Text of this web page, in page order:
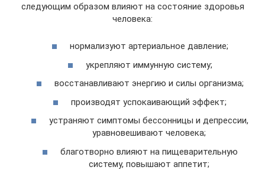
следующим образом влияют на состояние здоровья
человека:
нормализуют артериальное давление;
укрепляют иммунную систему;
восстанавливают энергию и силы организма;
производят успокаивающий эффект;
устраняют симптомы бессонницы и депрессии,
уравновешивают человека;
благотворно влияют на пищеварительную
систему, повышают аппетит;